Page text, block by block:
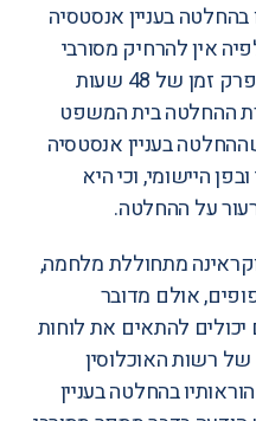
בעניין אנסטסיה
אין להרחיק מסורבי
כניסה מאוקראינה בטרם חלף פרק זמן של 48 שעות
ההחלטה בית המשפט
בעניין אנסטסיה
היישומי, וכי היא
על ההחלטה.
מתחוללת מלחמה,
אולם מדובר
להתאים את לוחות
רשות האוכלוסין
בהחלטה בעניין